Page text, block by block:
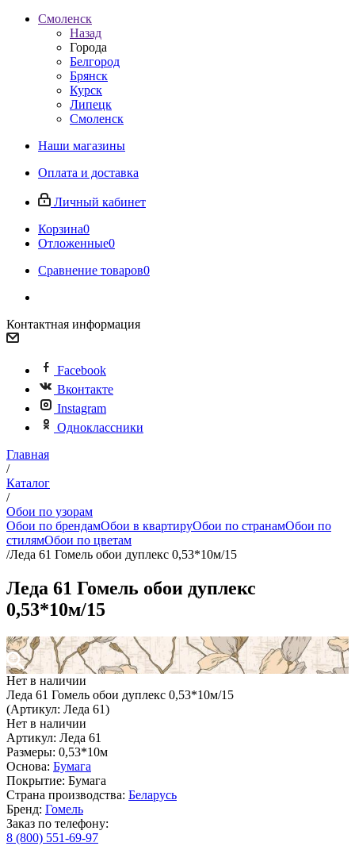
Смоленск
Назад
Города
Белгород
Брянск
Курск
Липецк
Смоленск
Наши магазины
Оплата и доставка
Личный кабинет
Корзина0
Отложенные0
Сравнение товаров0
Контактная информация
Facebook
Вконтакте
Instagram
Одноклассники
Главная
/
Каталог
/
Обои по узорам
Обои по брендамОбои в квартируОбои по странамОбои по
стилямОбои по цветам
/Леда 61 Гомель обои дуплекс 0,53*10м/15
Леда 61 Гомель обои дуплекс
0,53*10м/15
Нет в наличии
Леда 61 Гомель обои дуплекс 0,53*10м/15
(Артикул: Леда 61)
Нет в наличии
Артикул: Леда 61
Размеры: 0,53*10м
Основа: Бумага
Покрытие: Бумага
Страна производства: Беларусь
Бренд: Гомель
Заказ по телефону:
8 (800) 551-69-97